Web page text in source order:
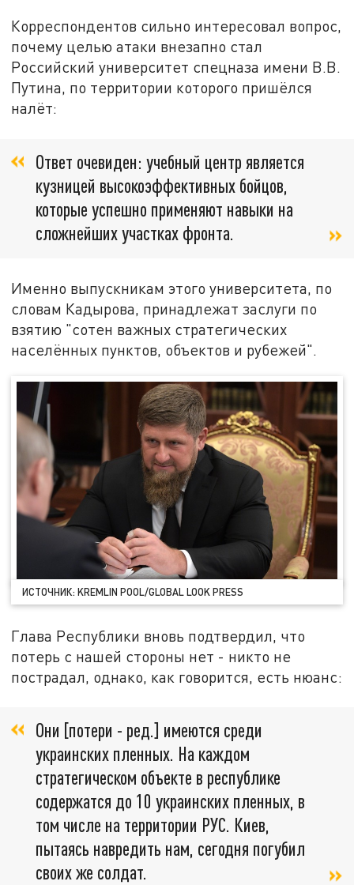
Корреспондентов сильно интересовал вопрос,
почему целью атаки внезапно стал
Российский университет спецназа имени В.В.
Путина, по территории которого пришёлся
налёт:
Ответ очевиден: учебный центр является
кузницей высокоэффективных бойцов,
которые успешно применяют навыки на
сложнейших участках фронта.
Именно выпускникам этого университета, по
словам Кадырова, принадлежат заслуги по
взятию "сотен важных стратегических
населённых пунктов, объектов и рубежей".
ИСТОЧНИК: KREMLIN POOL/GLOBAL LOOK PRESS
Глава Республики вновь подтвердил, что
потерь с нашей стороны нет - никто не
пострадал, однако, как говорится, есть нюанс:
Они [потери - ред.] имеются среди
украинских пленных. На каждом
стратегическом объекте в республике
содержатся до 10 украинских пленных, в
том числе на территории РУС. Киев,
пытаясь навредить нам, сегодня погубил
своих же солдат.